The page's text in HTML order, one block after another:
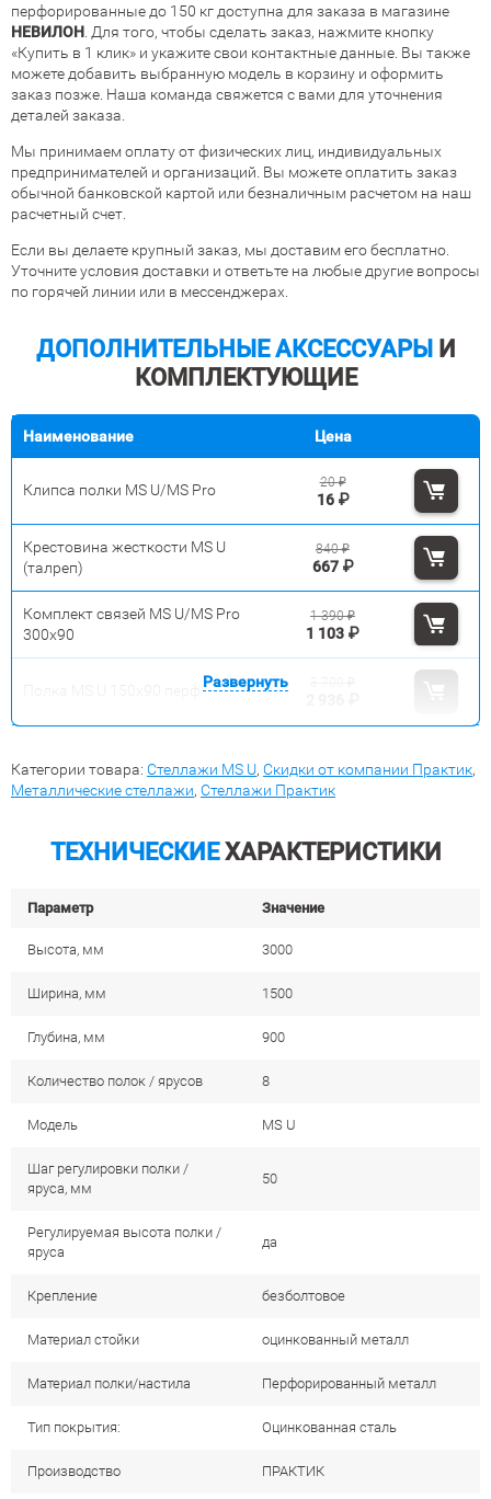
перфорированные до 150 кг доступна для заказа в магазине
НЕВИЛОН . Для того, чтобы сделать заказ, нажмите кнопку
«Купить в 1 клик» и укажите свои контактные данные. Вы также
можете добавить выбранную модель в корзину и оформить
заказ позже. Наша команда свяжется с вами для уточнения
деталей заказа.
Мы принимаем оплату от физических лиц, индивидуальных
предпринимателей и организаций. Вы можете оплатить заказ
обычной банковской картой или безналичным расчетом на наш
расчетный счет.
Если вы делаете крупный заказ, мы доставим его бесплатно.
Уточните условия доставки и ответьте на любые другие вопросы
по горячей линии или в мессенджерах.
ДОПОЛНИТЕЛЬНЫЕ АКСЕССУАРЫ И
КОМПЛЕКТУЮЩИЕ
Наименование Цена
Клипса полки MS U/MS Pro
16 ₽
20₽
Крестовина жесткости MS U
(талреп)
667 ₽
840₽
Комплект связей MS U/MS Pro
300x90
1 103 ₽
1 390₽
Развернуть
Категории товара: Стеллажи MS U, Скидки от компании Практик,
Металлические стеллажи, Стеллажи Практик
ТЕХНИЧЕСКИЕХАРАКТЕРИСТИКИ
Параметр Значение
Высота, мм 3000
Ширина, мм 1500
Глубина, мм 900
Количество полок / ярусов 8
Модель MS U
Шаг регулировки полки /
яруса, мм
50
Регулируемая высота полки /
яруса
да
Крепление безболтовое
Материал стойки оцинкованный металл
Материал полки/настила Перфорированный металл
Тип покрытия: Оцинкованная сталь
Производство ПРАКТИК